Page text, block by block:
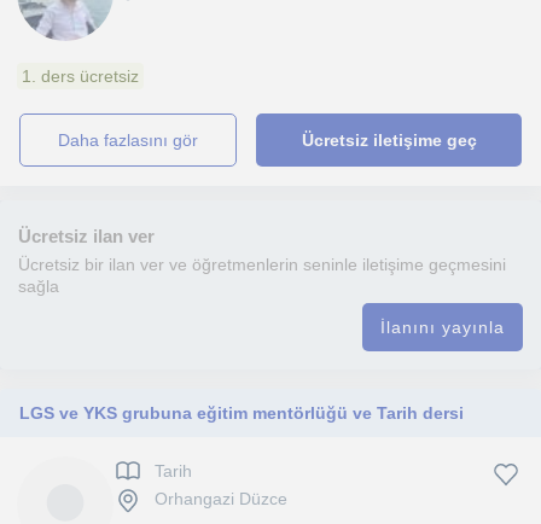
1. ders ücretsiz
daha fazlasını gör Ücretsiz iletişime geç
Ücretsiz ilan ver
Ücretsiz bir ilan ver ve öğretmenlerin seninle iletişime geçmesini
sağla
İlanını yayınla
LGS ve YKS grubuna eğitim mentörlüğü ve Tarih dersi
Tarih
Orhangazi Düzce